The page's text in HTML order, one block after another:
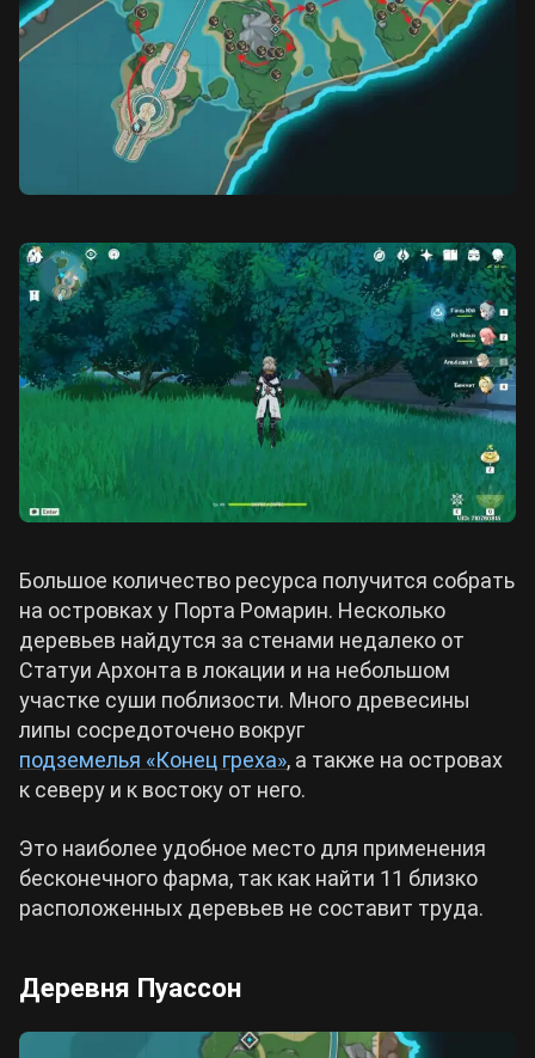
Большое количество ресурса получится собрать
на островках у Порта Ромарин. Несколько
деревьев найдутся за стенами недалеко от
Статуи Архонта в локации и на небольшом
участке суши поблизости. Много древесины
липы сосредоточено вокруг
подземелья «Конец греха», а также на островах
к северу и к востоку от него.
Это наиболее удобное место для применения
бесконечного фарма, так как найти 11 близко
расположенных деревьев не составит труда.
Деревня Пуассон